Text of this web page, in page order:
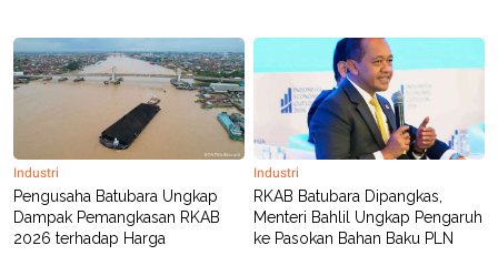
Industri
Pengusaha Batubara Ungkap
Dampak Pemangkasan RKAB
2026 terhadap Harga
Industri
RKAB Batubara Dipangkas,
Menteri Bahlil Ungkap Pengaruh
ke Pasokan Bahan Baku PLN